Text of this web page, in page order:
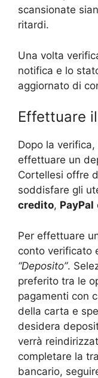
scansionate
ritardi.
Una volta
notifica e lo
aggiornato di
Effettuare
Dopo la
effettuare un
Cortellesi offre
soddisfare gli
credito, PayPal
Per effettuare
conto verificato
“Deposito”.
preferito tra le
pagamenti con
della carta e
desidera
verrà
completare la
bancario,